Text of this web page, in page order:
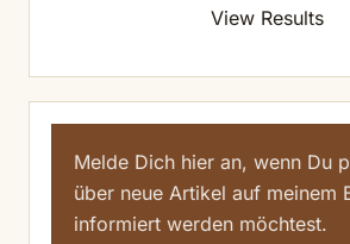
View Results
Melde Dich hier an, wenn Du
über neue Artikel auf meinem
informiert werden möchtest.